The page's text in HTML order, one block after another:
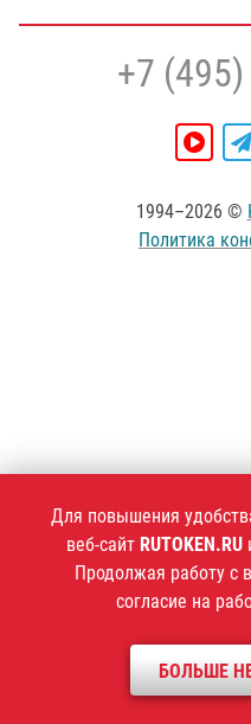
+7 (495)
1994–2026 ©
Политика
Для повышения
веб-сайт RUTOKEN.RU
Продолжая работу с
согласие на
БОЛЬШЕ